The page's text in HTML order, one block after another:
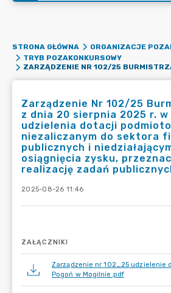
STRONA GŁÓWNA
ORGANIZACJE
TRYB POZAKONKURSOWY
Zarządzenie Nr 102/25
z dnia 20 sierpnia 2025 r.
udzielenia dotacji
niezaliczanym do sektora
publicznych i
osiągnięcia zysku,
realizację zadań
2025-08-26 11:46
ZAŁĄCZNIKI
Zarządzenie nr 102_25 udzielenie
Pogoń w Mogilnie.pdf